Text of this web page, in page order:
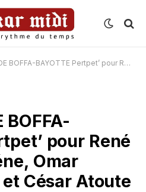
Pertpet’ pour René Capain Basséne, Omar Ampoï Diatta et César Atoute Badiate
BOFFA-
pour René
Omar
César Atoute